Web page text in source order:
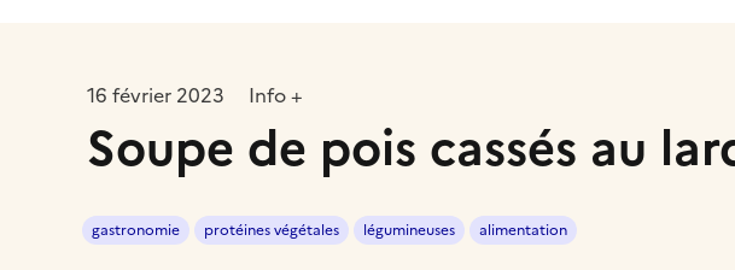
16 février 2023 Info +
Soupe de pois cassés au
gastronomie protéines végétales légumineuses alimentation